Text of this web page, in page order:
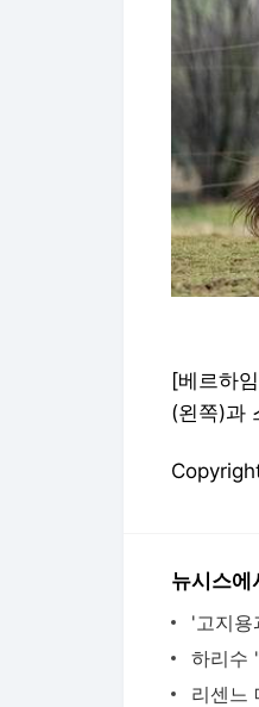
[베르하
(왼쪽)과
뉴시스에
'고지용